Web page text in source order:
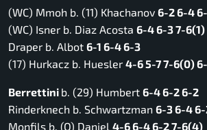
(WC) Mmoh b. (11) Khachanov 6-2 6-4
(WC) Isner b. Diaz Acosta 6-4 6-3 7-6(1)
Draper b. Albot 6-1 6-4 6-3
(17) Hurkacz b. Huesler 4-6 5-7 7-6(0)
Berrettini b. (29) Humbert 6-4 6-2 6-2
Rinderknech b. Schwartzman 6-3 6-4
Monfils b. (Q) Daniel 4-6 6-4 6-2 7-6(4)